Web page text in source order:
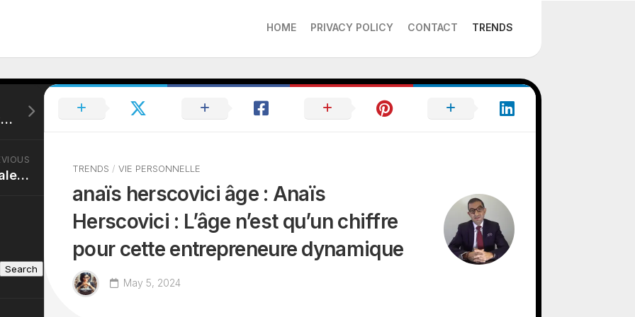
HOME PRIVACY POLICY CONTACT TRENDS
TRENDS / VIE PERSONNELLE
anaïs herscovici âge : Anaïs
Herscovici : L’âge n’est qu’un chiffre
pour cette entrepreneure dynamique
May 5, 2024
laurent maistret origine : Laurent Maistret : Des racines multiculturelles à la célébrité
jalen brunson taille : Jalen Brunson : Petit par la taille, grand par le talent sur le terrain de basket
Search